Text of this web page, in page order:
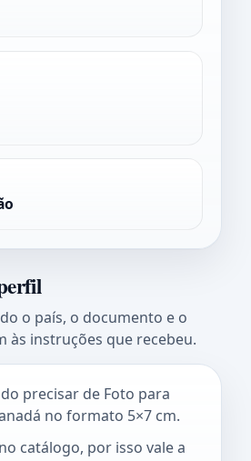
o país, o documento e o
instruções que recebeu.
precisar de Foto para
no formato 5×7 cm.
catálogo, por isso vale a